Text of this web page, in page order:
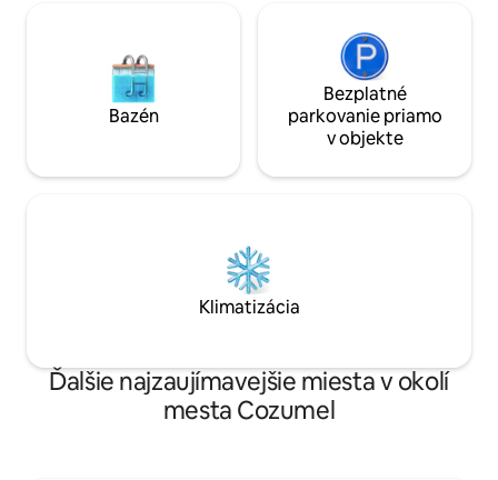
Bazén
Bezplatné
parkovanie priamo
v objekte
Klimatizácia
Ďalšie najzaujímavejšie miesta v okolí
mesta Cozumel